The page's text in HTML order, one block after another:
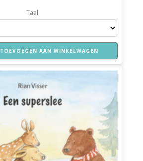
Taal
TOEVOEGEN AAN WINKELWAGEN